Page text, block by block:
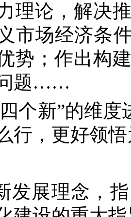
理论，解决
市场经济条
势；作出构
题……
个新”的维
行，更好领
发展理念，